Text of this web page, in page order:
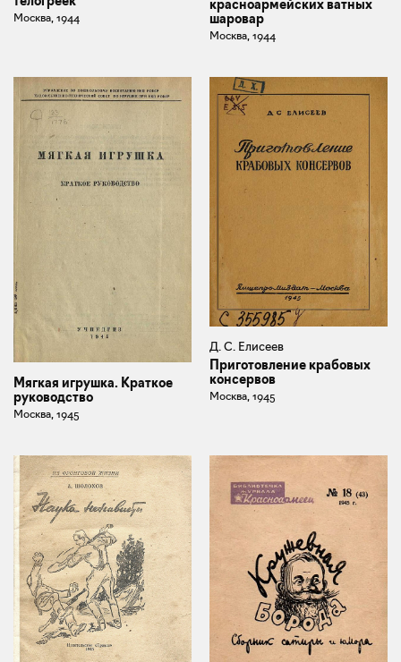
Москва, 1944
красноармейских ватных
шаровар
Москва, 1944
Мягкая игрушка. Краткое
руководство
Москва, 1945
Д. С. Елисеев
Приготовление крабовых
консервов
Москва, 1945